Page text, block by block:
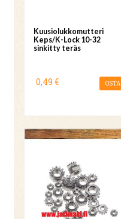
Kuusiolukkomutteri
Keps/K-Lock 10-32
sinkitty teräs
0,49 € OSTA